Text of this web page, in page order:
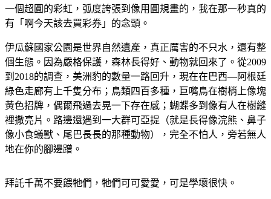
一個超圓的彩虹，弧度誇張到像用圓規畫的，我在那一秒真的
有「啊今天該去買彩券」的念頭。
伊瓜蘇國家公園是世界自然遺產，真正厲害的不只水，還有整
個生態。因為嚴格保護，森林長得好、動物就回來了。從2009
到2018的調查，美洲豹的數量一路回升，現在在巴西—阿根廷
綠色走廊有上千隻分布；鳥類四百多種，巨嘴鳥在樹梢上像塊
黃色招牌，偶爾飛過去晃一下存在感；蝴蝶多到像有人在樹縫
裡撒亮片。路邊還遇到一大群可亞提（就是長得像浣熊、鼻子
像小食蟻獸、尾巴長長的那種動物），完全不怕人，旁若無人
地在你的腳邊蹭。
拜託千萬不要餵牠們，牠們可可愛愛，可是學壞很快。